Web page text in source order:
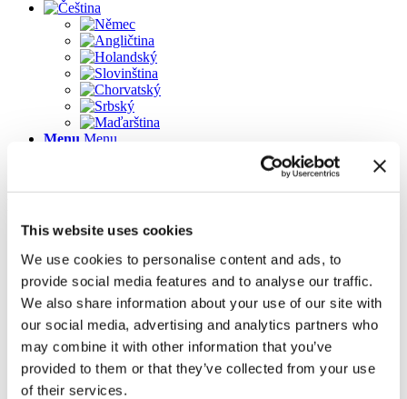
This website uses cookies
We use cookies to personalise content and ads, to
provide social media features and to analyse our traffic.
We also share information about your use of our site with
our social media, advertising and analytics partners who
may combine it with other information that you’ve
provided to them or that they’ve collected from your use
of their services.
Menu Menu
Firma
Galerie
Kariéra
Kompletní balíček pro řemeslníky old page
Kontakt
Naši partneři
Naši zákazníci
Novinky v aktualizaci 2023
Novinky v aktualizaci 2023.3
Novinky v update 2022.1